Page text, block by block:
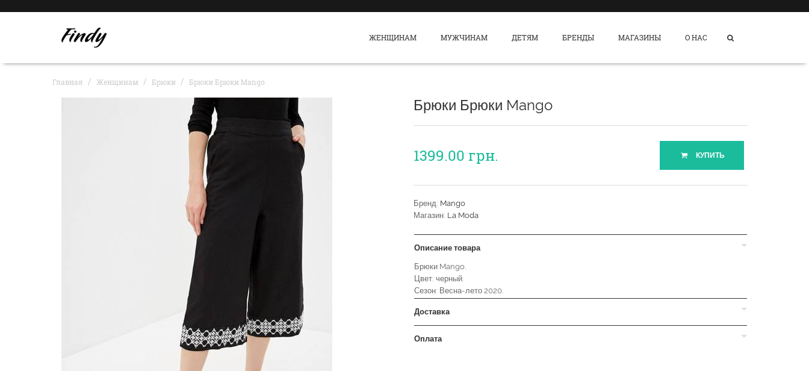
ЖЕНЩИНАМ МУЖЧИНАМ ДЕТЯМ БРЕНДЫ МАГАЗИНЫ О НАС
Главная Женщинам Брюки Брюки Брюки Mango
Брюки Брюки Mango
1399.00 грн. КУПИТЬ
Бренд: Mango
Магазин: La Moda
Описание товара
Брюки Mango.
Цвет: черный.
Сезон: Весна-лето 2020.
Доставка
Оплата